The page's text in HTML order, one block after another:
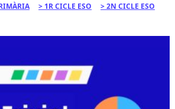
1R CICLE ESO
2N CICLE ESO